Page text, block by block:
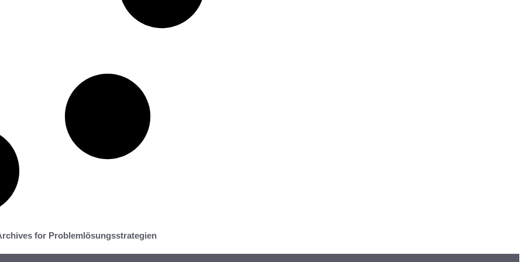
for Problemlösungsstrategien